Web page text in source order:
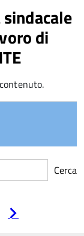
di
Cerca